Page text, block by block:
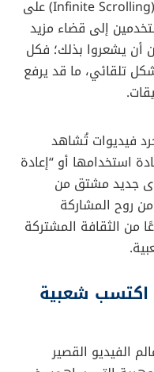
القصيرة سهّلت على
محتوى. فالأدوات
لا تتطلب سوى
أو موسيقى.
في تنوع المقاطع